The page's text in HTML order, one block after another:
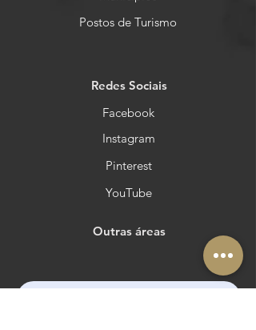
Postos de Turismo
Redes Sociais
Facebook
Instagram
Pinterest
YouTube
Outras áreas